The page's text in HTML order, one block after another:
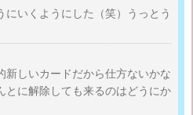
クルートのサービスだけじ
か他のポイントとも交換でき
ジンの鬱陶しさで良さが半
にいくようにした（笑）うっとう
新しいカードだから仕方ないかな
とに解除しても来るのはどうにか